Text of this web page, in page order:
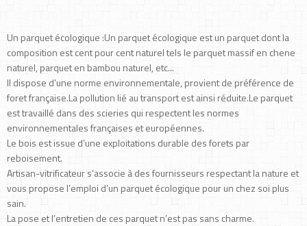
Un parquet écologique :Un parquet écologique est un parquet dont la
composition est cent pour cent naturel tels le parquet massif en chene
naturel, parquet en bambou naturel, etc...
Il dispose d’une norme environnementale, provient de préférence de
foret française.La pollution lié au transport est ainsi réduite.Le parquet
est travaillé dans des scieries qui respectent les normes
environnementales françaises et européennes.
Le bois est issue d’une exploitations durable des forets par
reboisement.
Artisan-vitrificateur s’associe à des fournisseurs respectant la nature et
vous propose l’emploi d’un parquet écologique pour un chez soi plus
sain.
La pose et l’entretien de ces parquet n’est pas sans charme.